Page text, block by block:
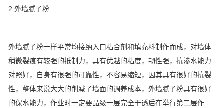
2.外墙腻子粉
外墙腻子粉一样平常均接纳入口粘合剂和填充料制作而成，对墙体
稍微裂痕有较强的抵制力，具有优越的粘度，韧性强，抗渗水能力
对照好，自身有很强的可靠性，不容易缩短，因其具有很好的抗裂
性，整体来说大大的削减了墙面的调养成本，外墙腻子粉具有很好
的保水能力，作业时一定要品级一层完全干透后在举行第二层作